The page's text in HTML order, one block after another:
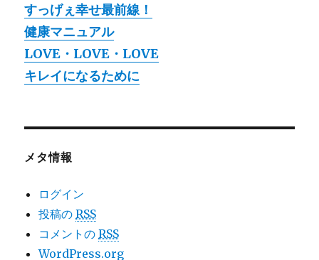
すっげぇ幸せ最前線！
健康マニュアル
LOVE・LOVE・LOVE
キレイになるために
メタ情報
ログイン
投稿のRSS
コメントのRSS
WordPress.org